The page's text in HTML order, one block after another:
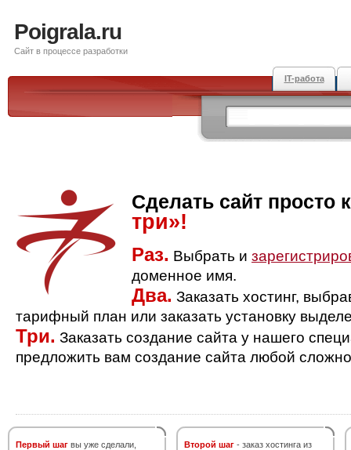
Poigrala.ru
Сайт в процессе разработки
IT-работа
Сделать сайт просто
три»!
Раз. Выбрать и
доменное имя.
Два. Заказать хостинг,
тарифный план или заказать установку
Три. Заказать создание сайта у нашего
предложить вам создание сайта любой
Первый шаг вы уже сделали,
Второй шаг - заказ хостинга из